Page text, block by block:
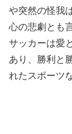
や突然の怪我
心の悲劇とも
サッカーは愛
あり、勝利と
れたスポーツ